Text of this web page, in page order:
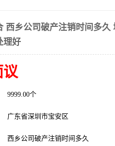
西乡公司破产注销时间多久
理好
议
9999.00个
广东省深圳市宝安区
西乡公司破产注销时间多久